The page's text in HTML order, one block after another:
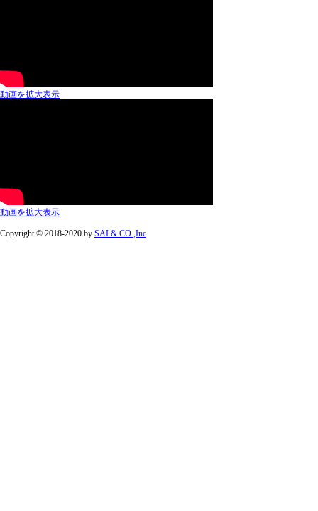
動画を拡大表示
動画を拡大表示
Copyright © 2018-2020 by SAI & CO.,Inc